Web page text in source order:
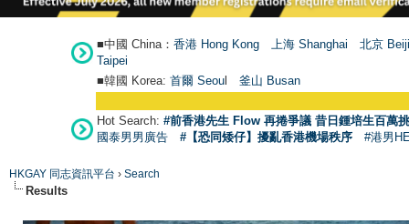
■中國 China： 香港 Hong Kong 上海 Shanghai
北京
Taipei
■韓國 Korea: 首爾 Seoul 釜山 Busan
Hot Search: #前香港先生 Flow 再捲爭議 昔日鍾培生百萬
國泰男男廣告
#【恐同矮仔】擾亂香港機場秩序 #港男
HKGAY 同志資訊平台 › Search
Results